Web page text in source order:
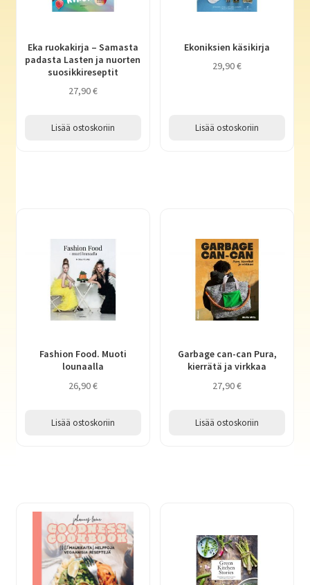
Eka ruokakirja – Samasta
padasta Lasten ja nuorten
suosikkireseptit
27,90€
Lisää ostoskoriin
Ekoniksien käsikirja
29,90€
Lisää ostoskoriin
Fashion Food. Muoti
lounaalla
26,90€
Lisää ostoskoriin
Garbage can-can Pura,
kierrätä ja virkkaa
27,90€
Lisää ostoskoriin